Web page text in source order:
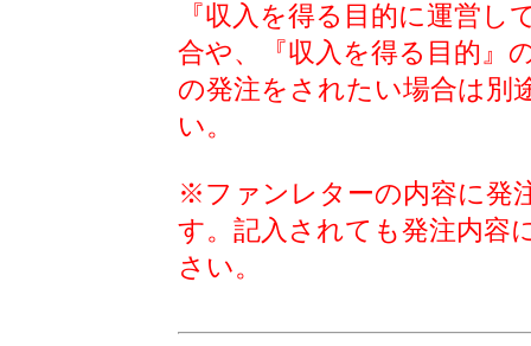
『収入を得る目的に運営
合や、『収入を得る目的』
の発注をされたい場合は別
い。
※ファンレターの内容に発
す。記入されても発注内容
さい。